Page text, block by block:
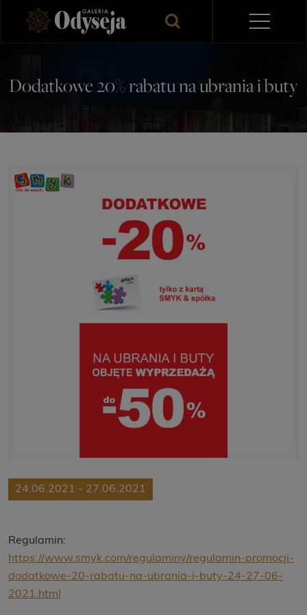
Dodatkowe 20% rabatu na ubrania i buty
24.06.2021 - 27.06.2021
Regulamin:
https://www.smyk.com/regulaminy/regulamin-promocji-
dodatkowe-20-rabatu-na-ubrania-i-buty-24-27-06-
2021.html